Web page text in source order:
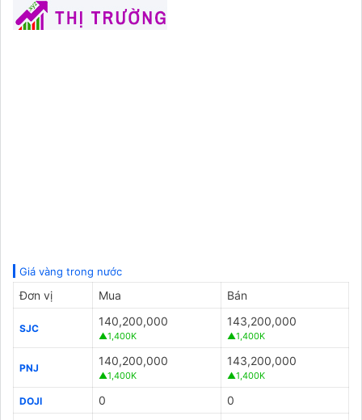
Giá vàng trong nước
Đơn vị Mua Bán
SJC
140,200,000
▲1,400K
143,200,000
▲1,400K
PNJ
140,200,000
▲1,400K
143,200,000
▲1,400K
DOJI 0
0